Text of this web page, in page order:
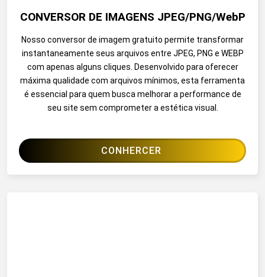
CONVERSOR DE IMAGENS JPEG/PNG/WebP
Nosso conversor de imagem gratuito permite transformar
instantaneamente seus arquivos entre JPEG, PNG e WEBP
com apenas alguns cliques. Desenvolvido para oferecer
máxima qualidade com arquivos mínimos, esta ferramenta
é essencial para quem busca melhorar a performance de
seu site sem comprometer a estética visual.
CONHERCER